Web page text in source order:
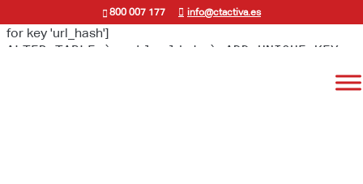
Erro da base de dados do WordPress:[Duplicate entry ''
for key 'url_hash']
ALTER TABLE `wp_blc_links` ADD UNIQUE KEY
800 007 177 info@ctactiva.es